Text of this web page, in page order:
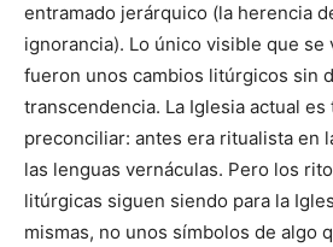
entramado jerárquico (la herencia
ignorancia). Lo único visible que
fueron unos cambios litúrgicos sin
transcendencia. La Iglesia actual
preconciliar: antes era ritualista en
las lenguas vernáculas. Pero los
litúrgicas siguen siendo para la
mismas, no unos símbolos de algo